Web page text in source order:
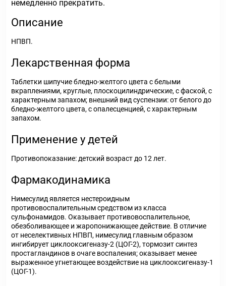
немедленно прекратить.
Описание
НПВП.
Лекарственная форма
Таблетки шипучие бледно-желтого цвета с белыми
вкраплениями, круглые, плоскоцилиндрические, с фаской, с
характерным запахом; внешний вид суспензии: от белого до
бледно-желтого цвета, с опалесценцией, с характерным
запахом.
Применение у детей
Противопоказание: детский возраст до 12 лет.
Фармакодинамика
Нимесулид является нестероидным
противовоспалительным средством из класса
сульфонамидов. Оказывает противовоспалительное,
обезболивающее и жаропонижающее действие. В отличие
от неселективных НПВП, нимесулид главным образом
ингибирует циклооксигеназу-2 (ЦОГ-2), тормозит синтез
простагландинов в очаге воспаления; оказывает менее
выраженное угнетающее воздействие на циклооксигеназу-1
(ЦОГ-1).